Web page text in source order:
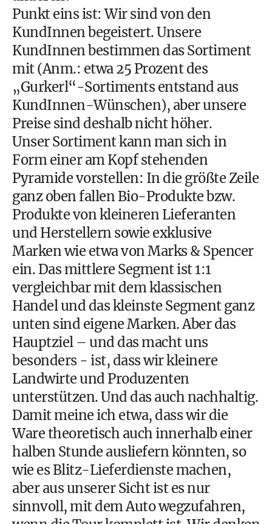
Punkt eins ist: Wir sind von den
KundInnen begeistert. Unsere
KundInnen bestimmen das Sortiment
mit (Anm.: etwa 25 Prozent des
„Gurkerl“-Sortiments entstand aus
KundInnen-Wünschen), aber unsere
Preise sind deshalb nicht höher.
Unser Sortiment kann man sich in
Form einer am Kopf stehenden
Pyramide vorstellen: In die größte Zeile
ganz oben fallen Bio-Produkte bzw.
Produkte von kleineren Lieferanten
und Herstellern sowie exklusive
Marken wie etwa von Marks & Spencer
ein. Das mittlere Segment ist 1:1
vergleichbar mit dem klassischen
Handel und das kleinste Segment ganz
unten sind eigene Marken. Aber das
Hauptziel – und das macht uns
besonders - ist, dass wir kleinere
Landwirte und Produzenten
unterstützen. Und das auch nachhaltig.
Damit meine ich etwa, dass wir die
Ware theoretisch auch innerhalb einer
halben Stunde ausliefern könnten, so
wie es Blitz-Lieferdienste machen,
aber aus unserer Sicht ist es nur
sinnvoll, mit dem Auto wegzufahren,